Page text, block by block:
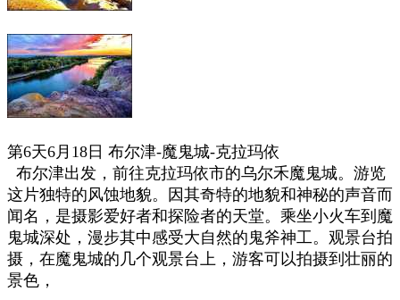
第6天6月18日 布尔津-魔鬼城-克拉玛依
布尔津出发，前往克拉玛依市的乌尔禾魔鬼城。 游览
这片独特的风蚀地貌。因其奇特的地貌和神秘的声音而
闻名，是摄影爱好者和探险者的天堂。 乘坐小火车到魔
鬼城深处，漫步其中感受大自然的鬼斧神工。 观景台拍
摄，在魔鬼城的几个观景台上，游客可以拍摄到壮丽的
景色，